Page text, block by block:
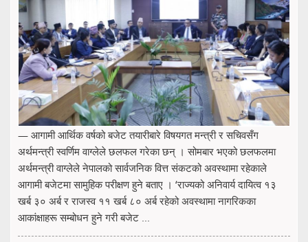
— आगामी आर्थिक वर्षको बजेट तयारीबारे विषयगत मन्त्री र सचिवसँग
अर्थमन्त्री स्वर्णिम वाग्लेले छलफल गरेका छन् । सोमबार भएको छलफलमा
अर्थमन्त्री वाग्लेले नेपालको सार्वजनिक वित्त संकटको अवस्थामा रहेकाले
आगामी बजेटमा सामुहिक परीक्षण हुने बताए । ‘राज्यको अनिवार्य दायित्व १३
खर्ब ३० अर्ब र राजस्व ११ खर्ब ८० अर्ब रहेको अवस्थामा नागरिकका
आकांक्षाहरू सम्बोधन हुने गरी बजेट ...